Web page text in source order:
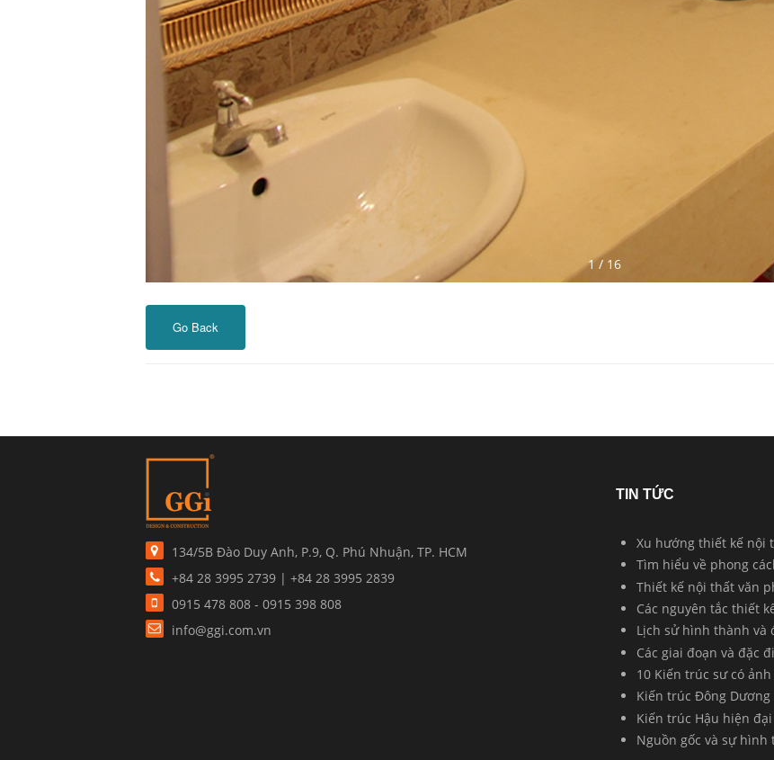
1/ 16
Go Back
134/5B Đào Duy Anh, P.9, Q. Phú Nhuận, TP. HCM
+84 28 3995 2739 | +84 28 3995 2839
0915 478 808 - 0915 398 808
info@ggi.com.vn
TIN TỨC
Xu hướng thiết kế nội
Tìm hiểu về phong
Thiết kế nội thất văn
Các nguyên tắc thiết
Lịch sử hình thành và
Các giai đoạn và đặc
10 Kiến trúc sư có
Kiến trúc Đông Dương
Kiến trúc Hậu hiện
Nguồn gốc và sự